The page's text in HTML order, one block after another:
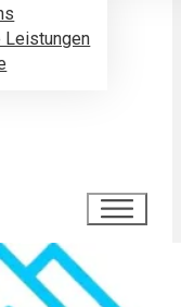
Leistungen